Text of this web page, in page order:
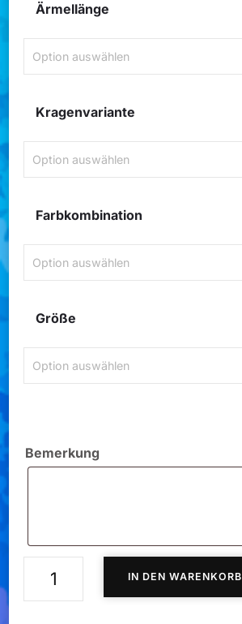
Ärmellänge
Kragenvariante
Farbkombination
Größe
Bemerkung
IN DEN WARENKORB